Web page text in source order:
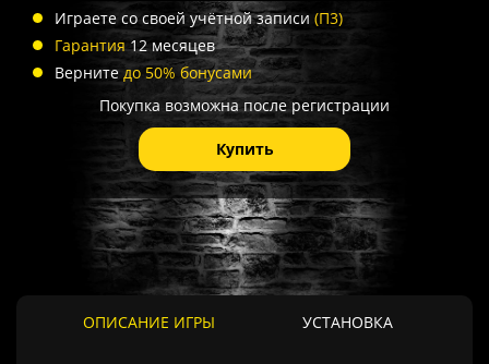
Играете со своей учётной записи (П3)
Гарантия12 месяцев
Верните до 50% бонусами
Покупка возможна после регистрации
Купить
ОПИСАНИЕ ИГРЫ УСТАНОВКА